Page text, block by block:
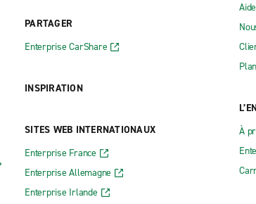
PARTAGER
Enterprise CarShare
INSPIRATION
SITES WEB INTERNATIONAUX
Enterprise France
Enterprise Allemagne
Enterprise Irlande
À